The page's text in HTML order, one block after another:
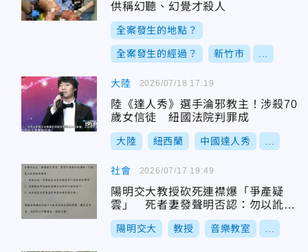
供稱幻聽、幻覺才殺人
全案發生的地點？
全案發生的經過？ 新竹市
大陸
陸《達人秀》選手淪邪教主！涉殺70
歲女信徒 紐國法院判罪成
大陸 紐西蘭 中國達人秀
2026/07/18 17:19
社會
陽明交大教授砍死連襟爆「爭產疑
雲」 死者妻發聲明否認：勿以訛傳
訛！
陽明交大 教授 音樂教室
2026/07/17 19:49